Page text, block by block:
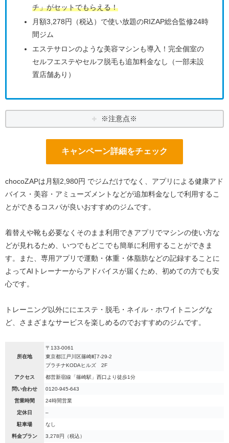
チ」がセットでもらえる！
月額3,278円（税込）で使い放題のRIZAP総合監修24時
間ジム
エステサロンのような美容マシンも導入！完全個室の
セルフエステやセルフ脱毛も追加料金なし（一部未設
置店舗あり）
※注意点※
キャンペーン詳細をチェック
chocoZAPは月額2,980円 でジムだけでなく、アプリによる健康アド
バイス・美容・アミューズメントなどが追加料金なしで利用するこ
とができるコスパが良いおすすめのジムです。
着替えや靴も必要なくそのまま利用できアプリでマシンの使い方な
どが見れるため、いつでもどこでも簡単に利用することができま
す。また、専用アプリで運動・体重・体脂肪などの記録することに
よってAIトレーナーからアドバイスが届くため、初めての方でも安
心です。
トレーニング以外ににエステ・脱毛・ネイル・ホワイトニングな
ど、さまざまなサービスを楽しめるのでおすすめのジムです。
所在地
〒133-0061
東京都江戸川区篠崎町7-29-2
プラチナKODAヒルズ 2F
アクセス 都営新宿線「篠崎駅」西口より徒歩1分
問い合わせ 0120-945-643
営業時間 24時間営業
定休日 –
駐車場 なし
料金プラン 3,278円（税込）